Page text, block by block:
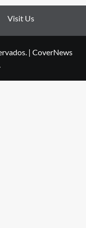
Visit Us
| CoverNews